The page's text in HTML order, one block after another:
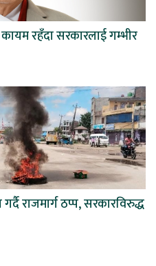
रहँदा सरकारलाई गम्भीर
राजमार्ग ठप्प, सरकारविरुद्ध